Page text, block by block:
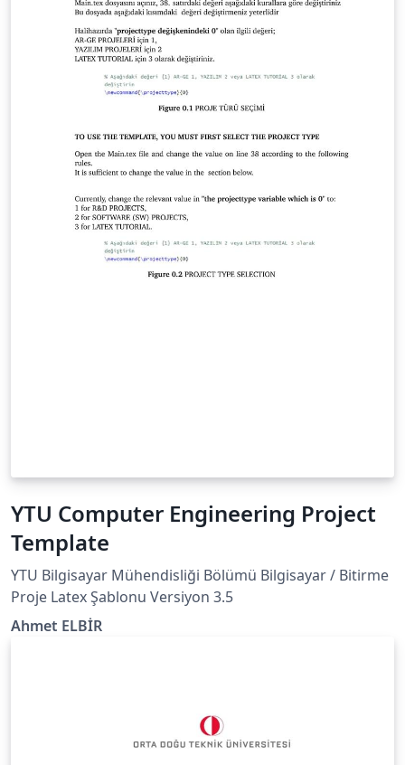
YTU Computer Engineering Project
Template
YTU Bilgisayar Mühendisliği Bölümü Bilgisayar / Bitirme
Proje Latex Şablonu Versiyon 3.5
Ahmet ELBİR